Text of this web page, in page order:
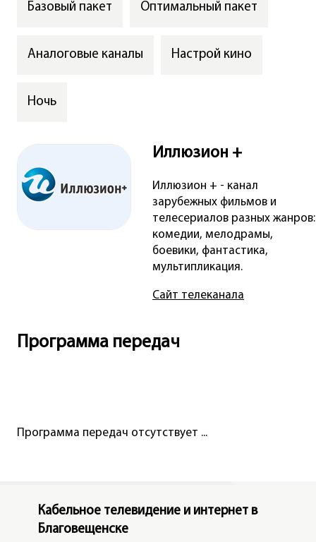
Базовый пакет Оптимальный пакет
Аналоговые каналы Настрой кино
Ночь
Иллюзион +
Иллюзион + - канал
зарубежных фильмов и
телесериалов разных жанров:
комедии, мелодрамы,
боевики, фантастика,
мультипликация.
Сайт телеканала
Программа передач
Программа передач отсутствует ...
Кабельное телевидение и интернет в
Благовещенске